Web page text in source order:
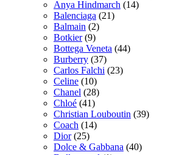
Anya Hindmarch (14)
Balenciaga (21)
Balmain (2)
Botkier(9)
Bottega Veneta (44)
Burberry (37)
Carlos Falchi (23)
Celine (10)
Chanel (28)
Chloé (41)
Christian Louboutin (39)
Coach (14)
Dior(25)
Dolce & Gabbana (40)